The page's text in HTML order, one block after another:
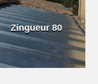
Zingueur 80